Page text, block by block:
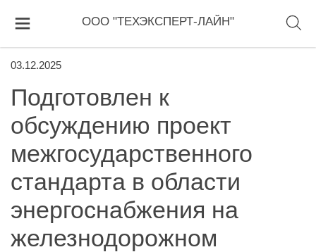
ООО "ТЕХЭКСПЕРТ-ЛАЙН"
03.12.2025
Подготовлен к
обсуждению проект
межгосударственного
стандарта в области
энергоснабжения на
железнодорожном